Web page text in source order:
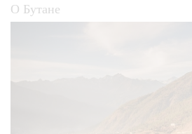
О Бутане